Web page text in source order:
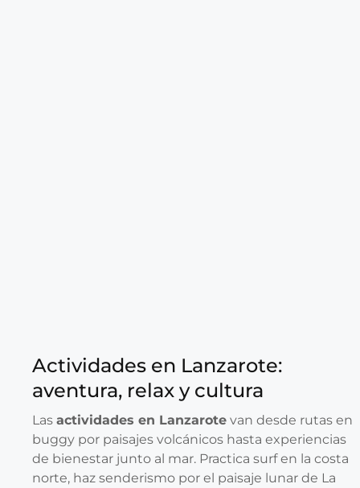
Actividades en Lanzarote:
aventura, relax y cultura
Las actividades en Lanzarote van desde rutas en
buggy por paisajes volcánicos hasta experiencias
de bienestar junto al mar. Practica surf en la costa
norte, haz senderismo por el paisaje lunar de La